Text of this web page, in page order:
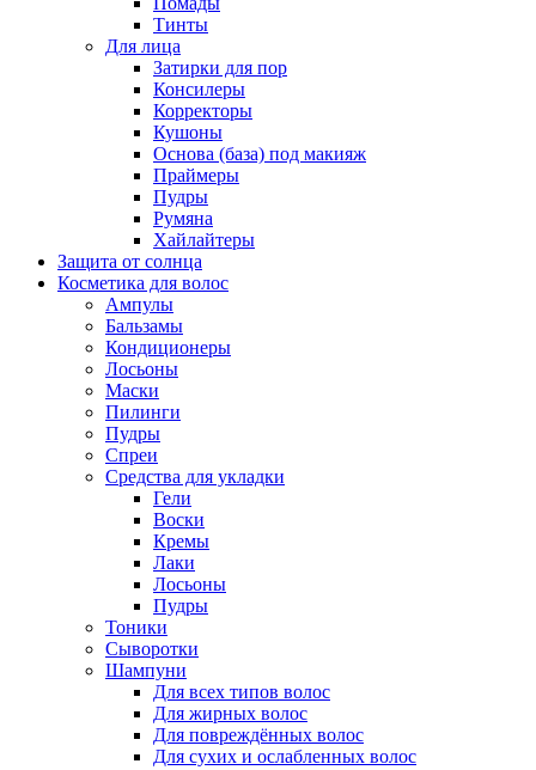
Тинты
Для лица
Затирки для пор
Консилеры
Корректоры
Кушоны
Основа (база) под макияж
Праймеры
Пудры
Румяна
Хайлайтеры
Защита от солнца
Косметика для волос
Ампулы
Бальзамы
Кондиционеры
Лосьоны
Маски
Пилинги
Пудры
Спреи
Средства для укладки
Гели
Воски
Кремы
Лаки
Лосьоны
Пудры
Тоники
Сыворотки
Шампуни
Для всех типов волос
Для жирных волос
Для повреждённых волос
Для сухих и ослабленных волос